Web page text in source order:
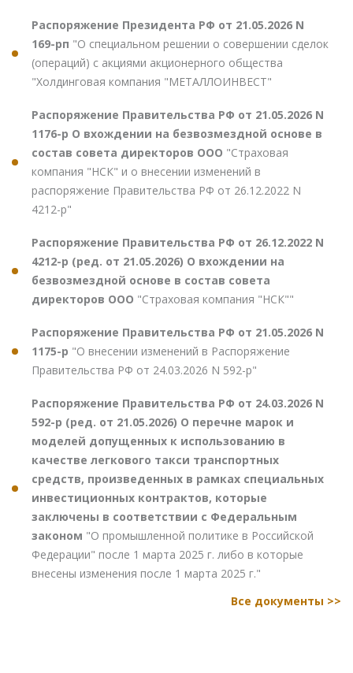
Распоряжение Президента РФ от 21.05.2026 N
169-рп "О специальном решении о совершении сделок
(операций) с акциями акционерного общества
"Холдинговая компания "МЕТАЛЛОИНВЕСТ"
Распоряжение Правительства РФ от 21.05.2026 N
1176-р О вхождении на безвозмездной основе в
состав совета директоров ООО "Страховая
компания "НСК" и о внесении изменений в
распоряжение Правительства РФ от 26.12.2022 N
4212-р"
Распоряжение Правительства РФ от 26.12.2022 N
4212-р (ред. от 21.05.2026) О вхождении на
безвозмездной основе в состав совета
директоров ООО "Страховая компания "НСК""
Распоряжение Правительства РФ от 21.05.2026 N
1175-р "О внесении изменений в Распоряжение
Правительства РФ от 24.03.2026 N 592-р"
Распоряжение Правительства РФ от 24.03.2026 N
592-р (ред. от 21.05.2026) О перечне марок и
моделей допущенных к использованию в
качестве легкового такси транспортных
средств, произведенных в рамках специальных
инвестиционных контрактов, которые
заключены в соответствии с Федеральным
законом "О промышленной политике в Российской
Федерации" после 1 марта 2025 г. либо в которые
внесены изменения после 1 марта 2025 г."
Все документы >>